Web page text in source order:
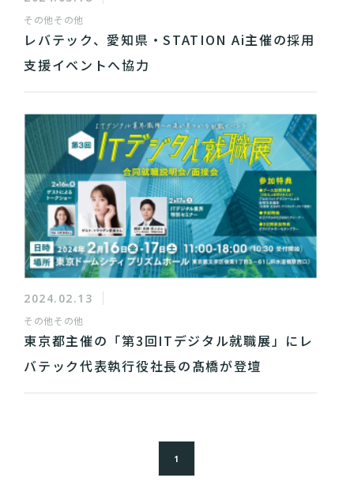
その他その他
レバテック、愛知県・STATION Ai主催の採用
支援イベントへ協力
2024.02.13
その他その他
東京都主催の「第3回ITデジタル就職展」にレ
バテック代表執行役社長の髙橋が登壇
1